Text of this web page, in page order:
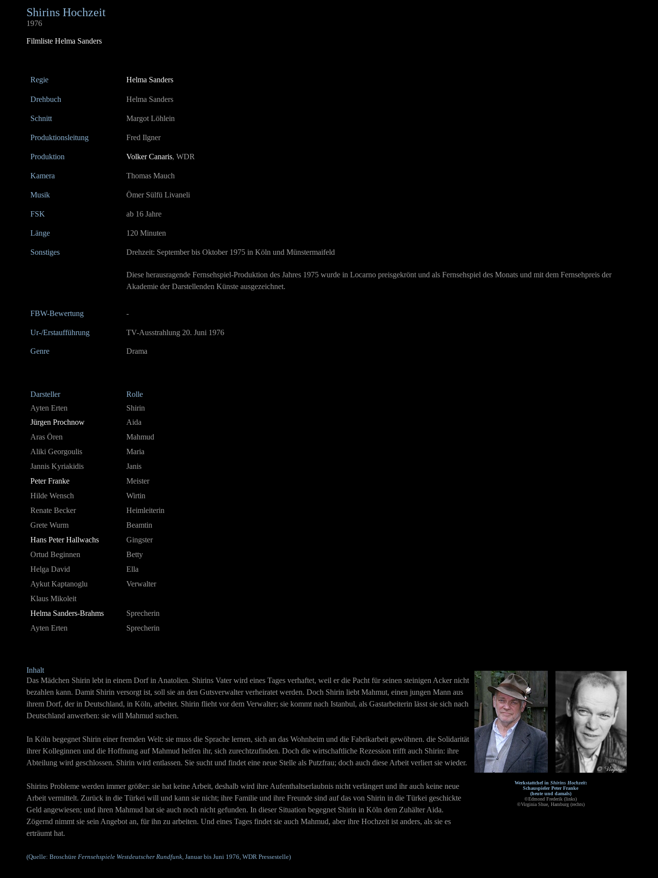
Shirins Hochzeit
1976
Filmliste Helma Sanders
Regie Helma Sanders
Drehbuch Helma Sanders
Schnitt Margot Löhlein
Produktionsleitung Fred Ilgner
Produktion Volker Canaris, WDR
Kamera Thomas Mauch
Musik Ömer Sülfü Livaneli
FSK ab 16 Jahre
Länge 120 Minuten
Sonstiges Drehzeit: September bis Oktober 1975 in Köln und Münstermaifeld
Diese herausragende Fernsehspiel-Produktion des Jahres 1975 wurde in Locarno preisgekrönt und als Fernsehspiel des Monats und mit dem Fernsehpreis der
Akademie der Darstellenden Künste ausgezeichnet.
FBW-Bewertung -
Ur-/Erstaufführung TV-Ausstrahlung 20. Juni 1976
Genre Drama
Darsteller
Rolle
Ayten Erten
Shirin
Jürgen Prochnow
Aida
Aras Ören
Mahmud
Aliki Georgoulis
Maria
Jannis Kyriakidis
Janis
Peter Franke
Meister
Hilde Wensch
Wirtin
Renate Becker
Heimleiterin
Grete Wurm
Beamtin
Hans Peter Hallwachs
Gingster
Ortud Beginnen
Betty
Helga David
Ella
Aykut Kaptanoglu
Verwalter
Klaus Mikoleit
Helma Sanders-Brahms
Sprecherin
Ayten Erten
Sprecherin
Werkstattchef in Shirins Hochzeit:
Schauspieler Peter Franke
(heute und damals)
©Edmond Frederik (links)
©Virginia Shue, Hamburg (rechts)
Inhalt
Das Mädchen Shirin lebt in einem Dorf in Anatolien. Shirins Vater wird eines Tages verhaftet, weil er die Pacht für seinen steinigen Acker nicht
bezahlen kann. Damit Shirin versorgt ist, soll sie an den Gutsverwalter verheiratet werden. Doch Shirin liebt Mahmut, einen jungen Mann aus
ihrem Dorf, der in Deutschland, in Köln, arbeitet. Shirin flieht vor dem Verwalter; sie kommt nach Istanbul, als Gastarbeiterin lässt sie sich nach
Deutschland anwerben: sie will Mahmud suchen.
In Köln begegnet Shirin einer fremden Welt: sie muss die Sprache lernen, sich an das Wohnheim und die Fabrikarbeit gewöhnen. die Solidarität
ihrer Kolleginnen und die Hoffnung auf Mahmud helfen ihr, sich zurechtzufinden. Doch die wirtschaftliche Rezession trifft auch Shirin: ihre
Abteilung wird geschlossen. Shirin wird entlassen. Sie sucht und findet eine neue Stelle als Putzfrau; doch auch diese Arbeit verliert sie wieder.
Shirins Probleme werden immer größer: sie hat keine Arbeit, deshalb wird ihre Aufenthaltserlaubnis nicht verlängert und ihr auch keine neue
Arbeit vermittelt. Zurück in die Türkei will und kann sie nicht; ihre Familie und ihre Freunde sind auf das von Shirin in die Türkei geschickte
Geld angewiesen; und ihren Mahmud hat sie auch noch nicht gefunden. In dieser Situation begegnet Shirin in Köln dem Zuhälter Aida.
Zögernd nimmt sie sein Angebot an, für ihn zu arbeiten. Und eines Tages findet sie auch Mahmud, aber ihre Hochzeit ist anders, als sie es
erträumt hat.
(Quelle: Broschüre Fernsehspiele Westdeutscher Rundfunk, Januar bis Juni 1976, WDR Pressestelle)